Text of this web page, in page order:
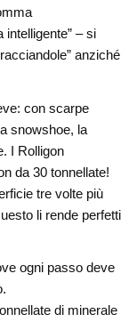
– si
anziché
con scarpe
snowshoe, la
I Rolligon
da 30 tonnellate!
tre volte più
li rende perfetti
ogni passo deve
di minerale